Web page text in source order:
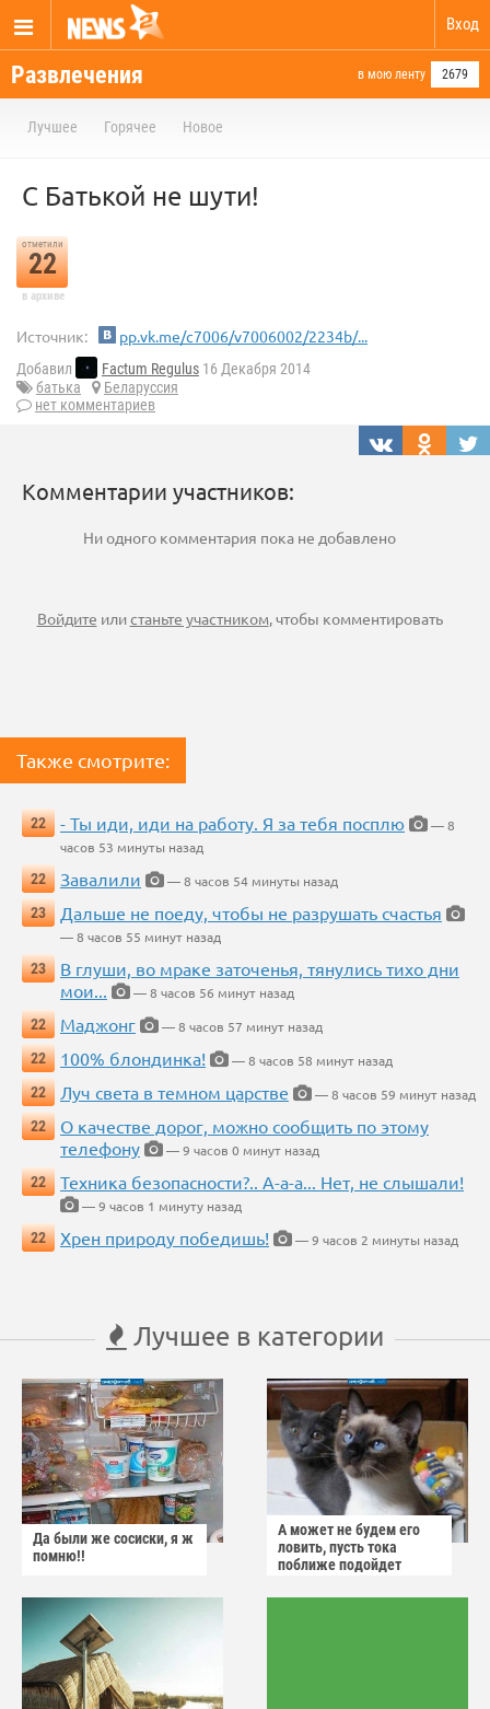
Вход
Развлечения в мою ленту 2679
Лучшее Горячее Новое
С Батькой не шути!
отметили
22
в архиве
Источник: pp.vk.me/c7006/v7006002/2234b/...
Добавил Factum Regulus 16 Декабря 2014
батька
Беларуссия
нет комментариев
Комментарии участников:
Ни одного комментария пока не добавлено
Войдите илистаньте участником, чтобы комментировать
Также смотрите:
22 - Ты иди, иди на работу. Я за тебя посплю
— 8
часов 53 минуты назад
22
Завалили
— 8 часов 54 минуты назад
23
Дальше не поеду, чтобы не разрушать счастья
— 8 часов 55 минут назад
23
В глуши, во мраке заточенья, тянулись тихо дни
мои...
— 8 часов 56 минут назад
22
Маджонг
— 8 часов 57 минут назад
22
100% блондинка!
— 8 часов 58 минут назад
22
Луч света в темном царстве
— 8 часов 59 минут назад
22
О качестве дорог, можно сообщить по этому
телефону
— 9 часов 0 минут назад
22
Техника безопасности?.. А-а-а... Нет, не слышали!
— 9 часов 1 минуту назад
22
Хрен природу победишь! — 9 часов 2 минуты назад
Лучшее в категории
Да были же сосиски, я ж
помню!!
А может не будем его
ловить, пусть тока
поближе подойдет